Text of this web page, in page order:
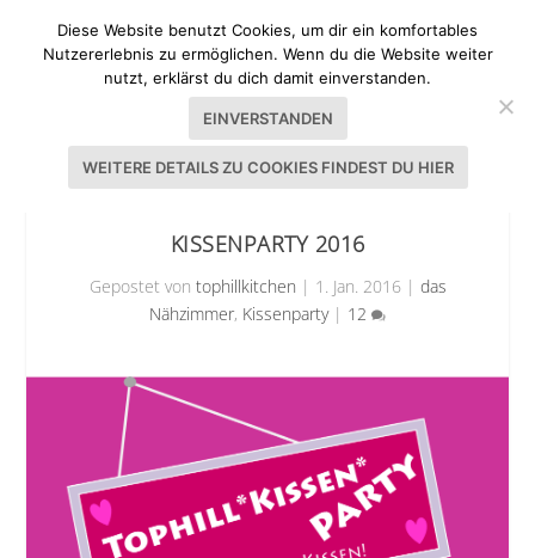
KISSENPARTY 2016
Gepostet von tophillkitchen | 1. Jan. 2016| das
Nähzimmer, Kissenparty| 12
Diese Website benutzt Cookies, um dir ein komfortables
Nutzererlebnis zu ermöglichen. Wenn du die Website weiter
nutzt, erklärst du dich damit einverstanden.
EINVERSTANDEN
WEITERE DETAILS ZU COOKIES FINDEST DU HIER